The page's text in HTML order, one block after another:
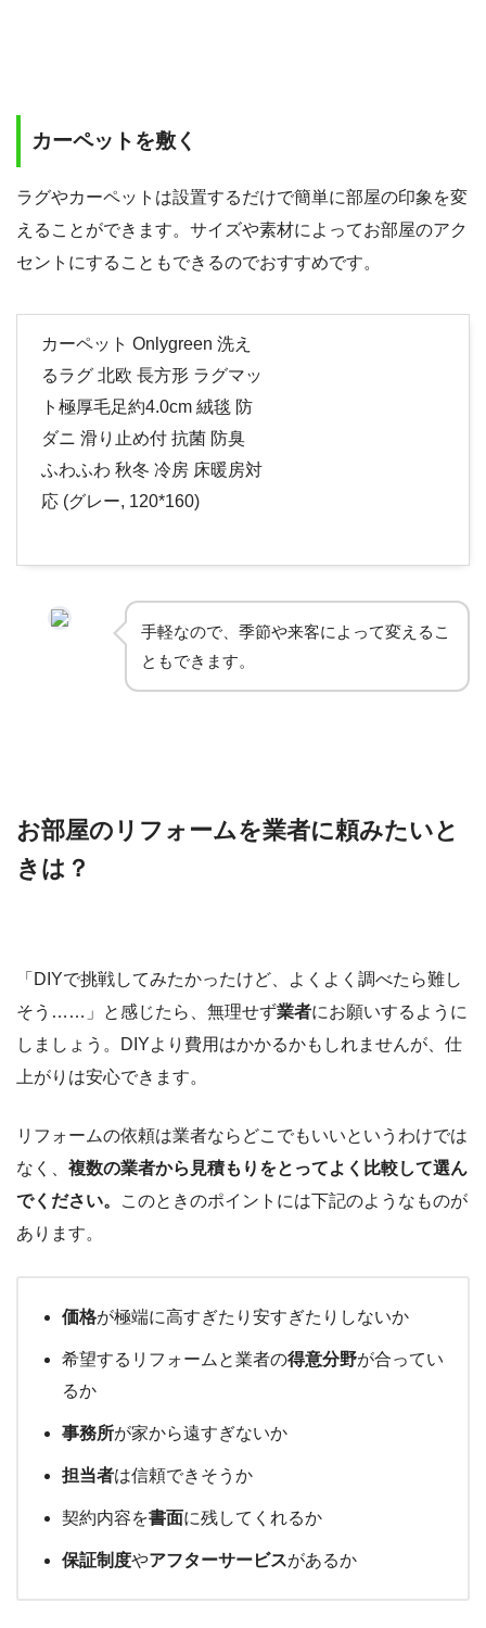
カーペットを敷く
ラグやカーペットは設置するだけで簡単に部屋の印象を変
えることができます。サイズや素材によってお部屋のアク
セントにすることもできるのでおすすめです。
カーペット Onlygreen 洗え
るラグ 北欧 長方形 ラグマッ
ト極厚毛足約4.0cm 絨毯 防
ダニ 滑り止め付 抗菌 防臭
ふわふわ 秋冬 冷房 床暖房対
応 (グレー, 120*160)
手軽なので、季節や来客によって変えるこ
ともできます。
お部屋のリフォームを業者に頼みたいと
きは？
「DIYで挑戦してみたかったけど、よくよく調べたら難し
そう……」と感じたら、無理せず業者にお願いするように
しましょう。DIYより費用はかかるかもしれませんが、仕
上がりは安心できます。
リフォームの依頼は業者ならどこでもいいというわけでは
なく、 複数の業者から見積もりをとってよく比較して選ん
でください。
このときのポイントには下記のようなものが
あります。
価格が極端に高すぎたり安すぎたりしないか
希望するリフォームと業者の得意分野が合ってい
るか
事務所が家から遠すぎないか
担当者は信頼できそうか
契約内容を書面に残してくれるか
保証制度やアフターサービスがあるか